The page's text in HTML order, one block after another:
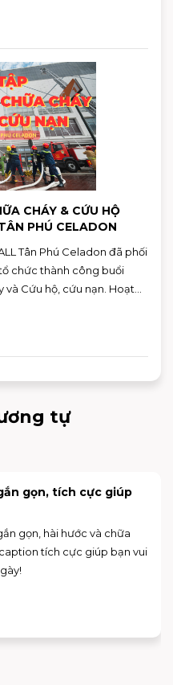
sắm và giải trí ngày càng
CHÁY & CỨU HỘ
PHÚ CELADON
Tân Phú Celadon đã phối
chức thành công buổi
Cứu hộ, cứu nạn. Hoạt
kết xây dựng môi trường
cho mọi khách hàng.
tự
FLAGSHIP STORE
và nhiều nâng với deal